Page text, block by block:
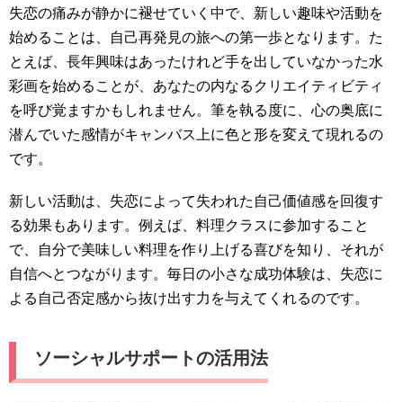
失恋の痛みが静かに褪せていく中で、新しい趣味や活動を
始めることは、自己再発見の旅への第一歩となります。た
とえば、長年興味はあったけれど手を出していなかった水
彩画を始めることが、あなたの内なるクリエイティビティ
を呼び覚ますかもしれません。筆を執る度に、心の奥底に
潜んでいた感情がキャンバス上に色と形を変えて現れるの
です。
新しい活動は、失恋によって失われた自己価値感を回復す
る効果もあります。例えば、料理クラスに参加すること
で、自分で美味しい料理を作り上げる喜びを知り、それが
自信へとつながります。毎日の小さな成功体験は、失恋に
よる自己否定感から抜け出す力を与えてくれるのです。
ソーシャルサポートの活用法